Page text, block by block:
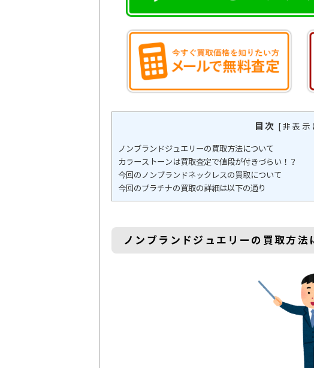
目次 [非表示
ノンブランドジュエリーの買取方法について
カラーストーンは買取査定で値段が付きづらい！？
今回のノンブランドネックレスの買取について
今回のプラチナの買取の詳細は以下の通り
ノンブランドジュエリーの買取方法